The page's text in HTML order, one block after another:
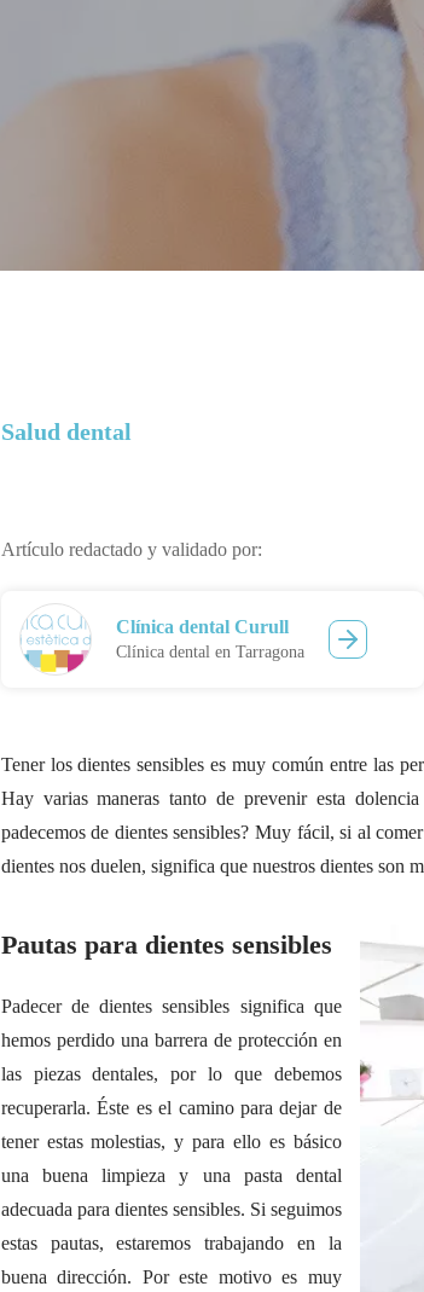
Salud dental
Artículo redactado y validado por:
Clínica dental Curull
Clínica dental en Tarragona
Tener los dientes sensibles es muy común entre las
Hay varias maneras tanto de prevenir esta
padecemos de dientes sensibles? Muy fácil, si al
dientes nos duelen, significa que nuestros dientes son
Pautas para dientes sensibles
Padecer de dientes sensibles significa que
hemos perdido una barrera de protección en
las piezas dentales, por lo que debemos
recuperarla. Éste es el camino para dejar de
tener estas molestias, y para ello es básico
una buena limpieza y una pasta dental
adecuada para dientes sensibles. Si seguimos
estas pautas, estaremos trabajando en la
buena dirección. Por este motivo es muy